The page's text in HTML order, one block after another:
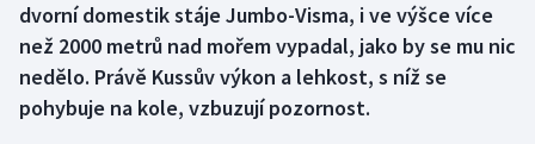
Futsal
dvorní domestik stáje Jumbo-Visma, i ve výšce více
než 2000 metrů nad mořem vypadal, jako by se mu nic
nedělo. Právě Kussův výkon a lehkost, s níž se
pohybuje na kole, vzbuzují pozornost.